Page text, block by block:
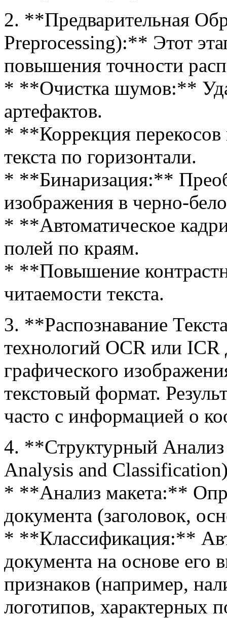
2. **Предварительная
Preprocessing):** Этот
повышения точности
* **Очистка шумов:**
артефактов.
* **Коррекция
текста по горизонтали.
* **Бинаризация:**
изображения в черно-
* **Автоматическое
полей по краям.
* **Повышение
читаемости текста.
3. **Распознавание
технологий OCR или ICR
графического
текстовый формат.
часто с информацией о
4. **Структурный
Analysis and
* **Анализ макета:**
документа (заголовок,
* **Классификация:**
документа на основе его
признаков (например,
логотипов, характерных